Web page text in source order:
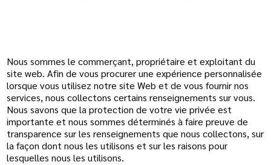
Nous sommes le commerçant, propriétaire et exploitant du
site web. Afin de vous procurer une expérience personnalisée
lorsque vous utilisez notre site Web et de vous fournir nos
services, nous collectons certains renseignements sur vous.
Nous savons que la protection de votre vie privée est
importante et nous sommes déterminés à faire preuve de
transparence sur les renseignements que nous collectons, sur
la façon dont nous les utilisons et sur les raisons pour
lesquelles nous les utilisons.